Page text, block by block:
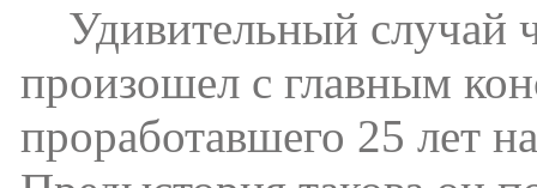
Удивительный случай
произошел с главным
проработавшего 25 лет